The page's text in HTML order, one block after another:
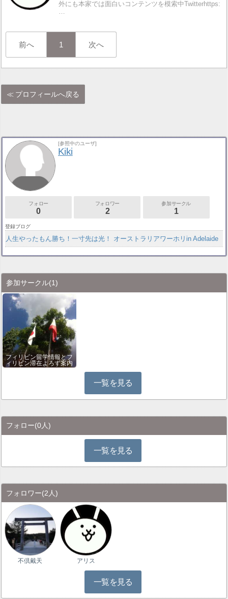
外にも本家では面白いコンテンツを模索中Twitterhttps:
…
前へ 1 次へ
プロフィールへ戻る
[参照中のユーザ]
Kiki
フォロー
0
フォロワー
2
参加サークル
1
登録ブログ
人生やったもん勝ち！一寸先は光！ オーストラリアワーホリin Adelaide
参加サークル(1)
フィリピン留学情報とフ
ィリピン滞在よろず案内
一覧を見る
フォロー(0人)
一覧を見る
フォロワー(2人)
不倶戴天 アリス
一覧を見る